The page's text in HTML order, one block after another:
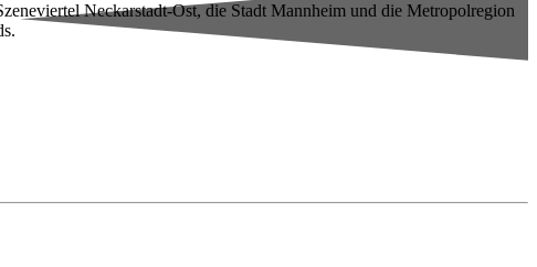
Neckarstadt-Ost, die Stadt Mannheim und die Metropolregion